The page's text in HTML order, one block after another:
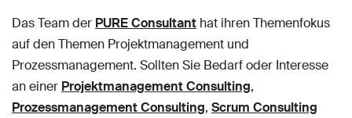
Das Team der PURE Consultant hat ihren Themenfokus
auf den Themen Projektmanagement und
Prozessmanagement. Sollten Sie Bedarf oder Interesse
an einer Projektmanagement Consulting,
Prozessmanagement Consulting, Scrum Consulting